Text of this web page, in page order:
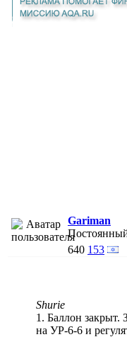
Gariman
640 153
Shurie
1. Баллон закрыт.
на УР-6-6 и